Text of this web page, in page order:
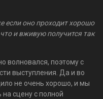
если оно проходит хорошо
и вживую получится так
волновался, поэтому с
выступления. Да и во
не очень хорошо, и мы
сцену с полной